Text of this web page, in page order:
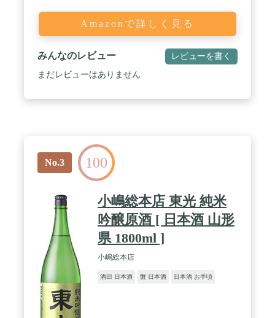
合は、カート画面で「ギフト設定」にチェックを入
れ、「ギフト設定」 に差出人のお名前をご入力くだ
記載されるようになります。金額は記載されません
ので安心してギフトにご利用ください。 / ●お届け
指定日時について●この商品は出荷元がAmazonのた
Amazonで詳しく見る
みんなのレビュー レビューを書く
まだレビューはありません
No.3 100
小嶋総本店 東光 純米
吟醸原酒 [ 日本酒 山形
県 1800ml ]
小嶋総本店
酒田 日本酒 蟹 日本酒 日本酒 お手頃